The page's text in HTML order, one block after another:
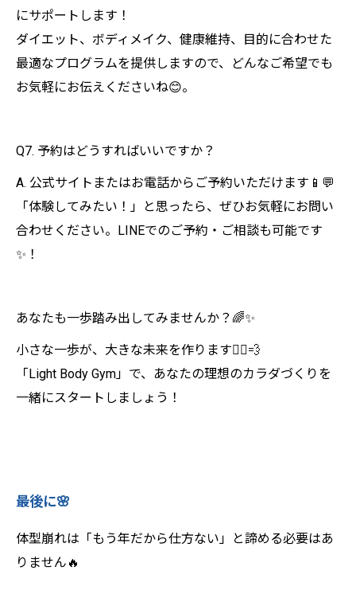
にサポートします！
ダイエット、ボディメイク、健康維持、目的に合わせた
最適なプログラムを提供しますので、どんなご希望でも
お気軽にお伝えくださいね😊。
Q7. 予約はどうすればいいですか？
A. 公式サイトまたはお電話からご予約いただけます📱💬
「体験してみたい！」と思ったら、ぜひお気軽にお問い
合わせください。LINEでのご予約・ご相談も可能です
✨！
あなたも一歩踏み出してみませんか？🌈✨
小さな一歩が、大きな未来を作ります🏃‍♂️💨
「Light Body Gym」で、あなたの理想のカラダづくりを
一緒にスタートしましょう！
最後に🌸
体型崩れは「もう年だから仕方ない」と諦める必要はあ
りません🔥